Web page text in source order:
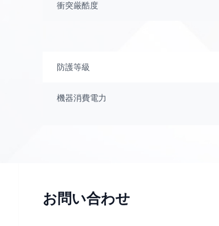
衝突厳酷度
防護等級
機器消費電力
お問い合わせ